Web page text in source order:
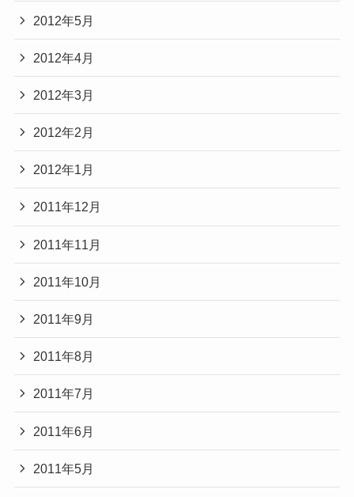
2012年5月
2012年4月
2012年3月
2012年2月
2012年1月
2011年12月
2011年11月
2011年10月
2011年9月
2011年8月
2011年7月
2011年6月
2011年5月